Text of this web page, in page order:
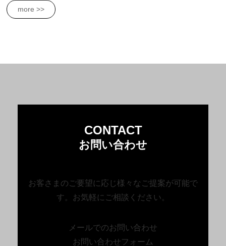
more >>
CONTACT
お問い合わせ
お客さまのご要望に応じ様々なご提案が可能で
す。お気軽にご相談ください。
メールでのお問い合わせ
お問い合わせフォーム